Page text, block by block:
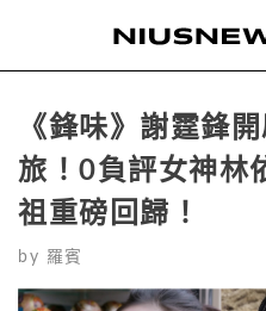
《鋒味》謝霆鋒
旅！0負評女神林
祖重磅回歸！
by 羅賓